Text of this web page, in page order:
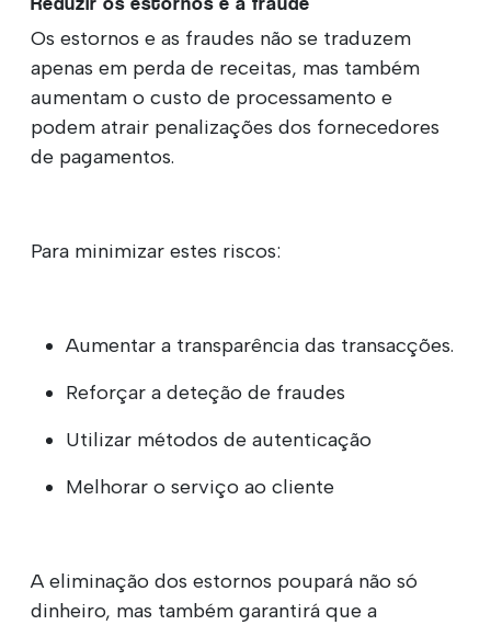
Os estornos e as fraudes não se traduzem
apenas em perda de receitas, mas também
aumentam o custo de processamento e
podem atrair penalizações dos fornecedores
de pagamentos.
Para minimizar estes riscos:
Aumentar a transparência das transacções.
Reforçar a deteção de fraudes
Utilizar métodos de autenticação
Melhorar o serviço ao cliente
A eliminação dos estornos poupará não só
dinheiro, mas também garantirá que a